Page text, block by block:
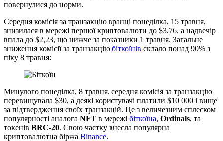
повернулися до норми.
Середня комісія за транзакцію вранці понеділка, 15 травня,
знизилася в мережі першої криптовалюти до $3,76, а надвечір
впала до $2,23, що нижче за показники 1 травня. Загальне
зниження комісії за транзакцію біткоїнів склало понад 90% з
піку 8 травня:
Минулого понеділка, 8 травня, середня комісія за транзакцію
перевищувала $30, а деякі користувачі платили $10 000 і вище
за підтвердження своїх транзакцій. Це з величезним сплеском
популярності аналога NFT в мережі біткоїна, Ordinals, та
токенів BRC-20. Свою частку внесла популярна
криптовалютна біржа Binance.